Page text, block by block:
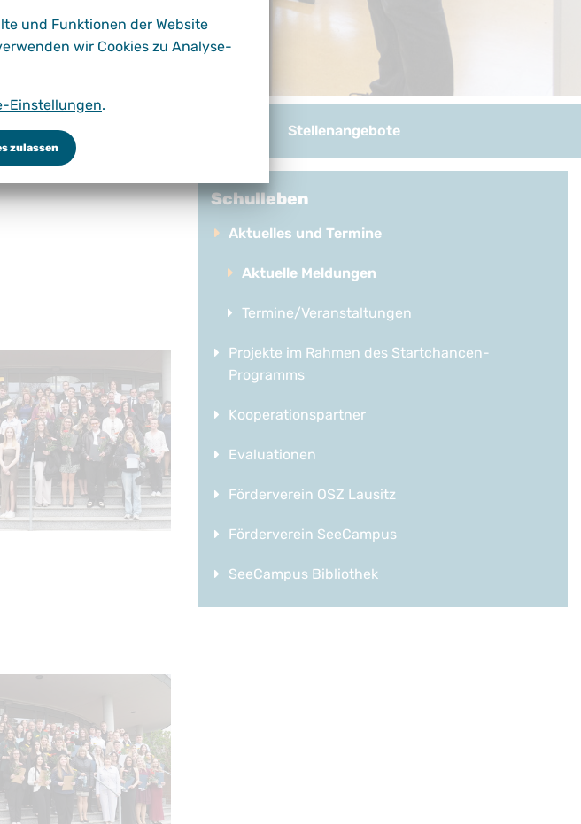
Schulleben Stellenangebote
Schulleben
Aktuelles und Termine
Aktuelle Meldungen
Termine/Veranstaltungen
Projekte im Rahmen des Startchancen-
Programms
Kooperationspartner
Evaluationen
Förderverein OSZ Lausitz
Förderverein SeeCampus
SeeCampus Bibliothek
und Funktionen der Website
wir Cookies zu Analyse-
Einstellungen.
zulassen